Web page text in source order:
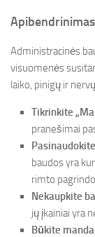
Administracinės
visuomenės
laiko, pinigų ir
Tikrinkite
pranešimai
baudos yra
rimto
Nekaupkite
jų įkainiai yra
Būkite